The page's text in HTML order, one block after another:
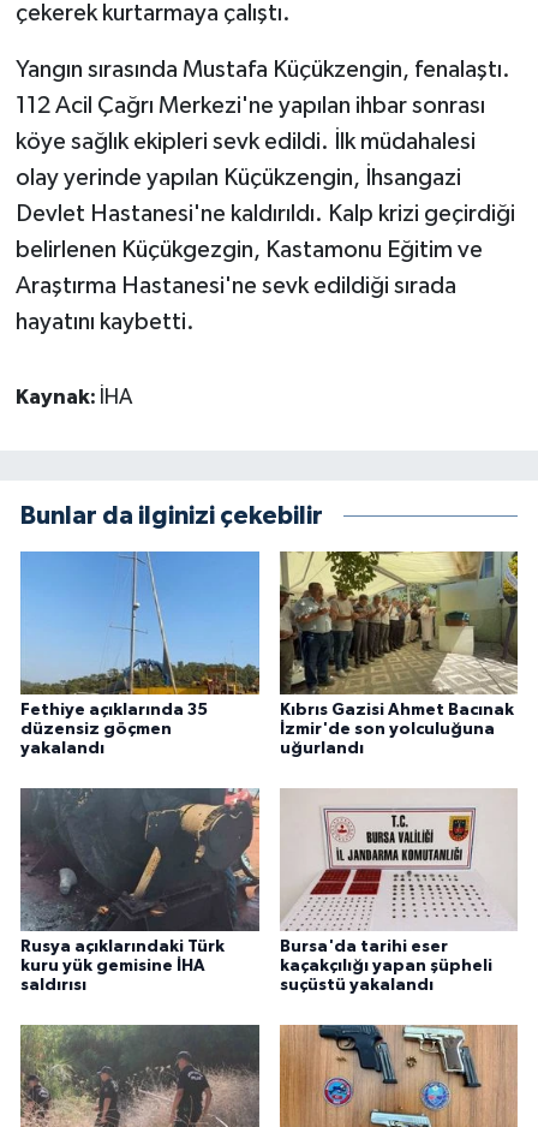
çekerek kurtarmaya çalıştı.
Yangın sırasında Mustafa Küçükzengin, fenalaştı.
112 Acil Çağrı Merkezi'ne yapılan ihbar sonrası
köye sağlık ekipleri sevk edildi. İlk müdahalesi
olay yerinde yapılan Küçükzengin, İhsangazi
Devlet Hastanesi'ne kaldırıldı. Kalp krizi geçirdiği
belirlenen Küçükgezgin, Kastamonu Eğitim ve
Araştırma Hastanesi'ne sevk edildiği sırada
hayatını kaybetti.
Kaynak: İHA
Bunlar da ilginizi çekebilir
Fethiye açıklarında 35
düzensiz göçmen
yakalandı
Kıbrıs Gazisi Ahmet Bacınak
İzmir'de son yolculuğuna
uğurlandı
Rusya açıklarındaki Türk
kuru yük gemisine İHA
saldırısı
Bursa'da tarihi eser
kaçakçılığı yapan şüpheli
suçüstü yakalandı